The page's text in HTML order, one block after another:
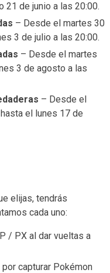
21 de junio a las 20:00.
– Desde el martes 30
3 de julio a las 20:00.
– Desde el martes
3 de agosto a las
– Desde el
el lunes 17 de
elijas, tendrás
cada uno:
/ PX al dar vueltas a
capturar Pokémon